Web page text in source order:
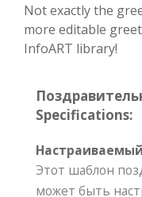
Not exactly the
more editable
InfoART library!
Specifications:
Этот шаблон
может быть